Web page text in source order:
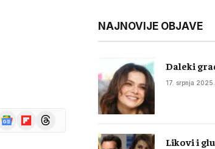
Google
News
FlipboardThreads
NAJNOVIJE OBJAVE
Daleki
17. srpnja 2025.
Likovi i